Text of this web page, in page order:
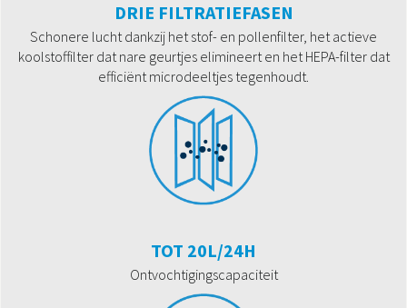
DRIE FILTRATIEFASEN
Schonere lucht dankzij het stof- en pollenfilter, het actieve
koolstoffilter dat nare geurtjes elimineert en het HEPA-filter dat
efficiënt microdeeltjes tegenhoudt.
TOT 20L/24H
Ontvochtigingscapaciteit